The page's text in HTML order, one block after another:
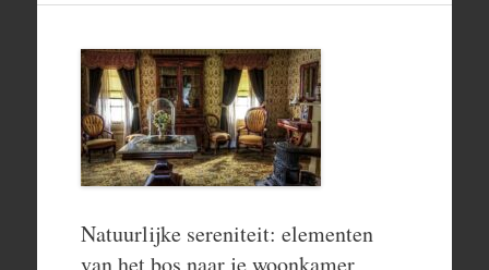
Natuurlijke sereniteit: elementen
van het bos naar je woonkamer